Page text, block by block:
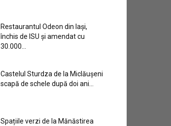
Restaurantul Odeon din Iași,
închis de ISU și amendat cu
30.000...
Castelul Sturdza de la Miclăușeni
scapă de schele după doi ani...
Spațiile verzi de la Mănăstirea